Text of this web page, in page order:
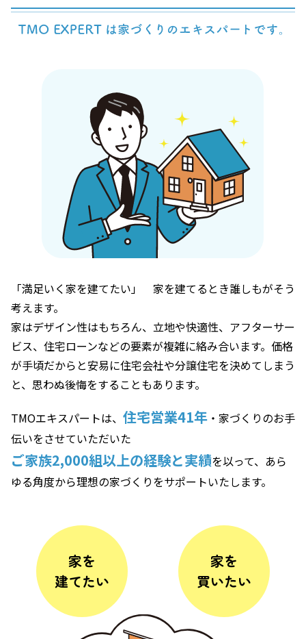
「満足いく家を建てたい」 家を建てるとき誰しもがそう
考えます。
家はデザイン性はもちろん、立地や快適性、アフターサー
ビス、住宅ローンなどの要素が複雑に絡み合います。価格
が手頃だからと安易に住宅会社や分譲住宅を決めてしまう
と、思わぬ後悔をすることもあります。
TMOエキスパートは、 住宅営業41年・家づくりのお手
伝いをさせていただいた
ご家族2,000組以上の経験と実績を以って、あら
ゆる角度から理想の家づくりをサポートいたします。
家を
建てたい
家を
買いたい